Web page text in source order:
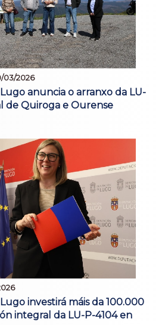
03/2026
anuncia o arranxo da LU-
de Quiroga e Ourense
investirá máis da 100.000
integral da LU-P-4104 en